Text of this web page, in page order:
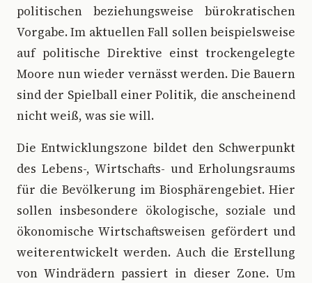
politischen beziehungsweise bürokratischen
Vorgabe. Im aktuellen Fall sollen beispielsweise
auf politische Direktive einst trockengelegte
Moore nun wieder vernässt werden. Die Bauern
sind der Spielball einer Politik, die anscheinend
nicht weiß, was sie will.
Die Entwicklungszone bildet den Schwerpunkt
des Lebens-, Wirtschafts- und Erholungsraums
für die Bevölkerung im Biosphärengebiet. Hier
sollen insbesondere ökologische, soziale und
ökonomische Wirtschaftsweisen gefördert und
weiterentwickelt werden. Auch die Erstellung
von Windrädern passiert in dieser Zone. Um